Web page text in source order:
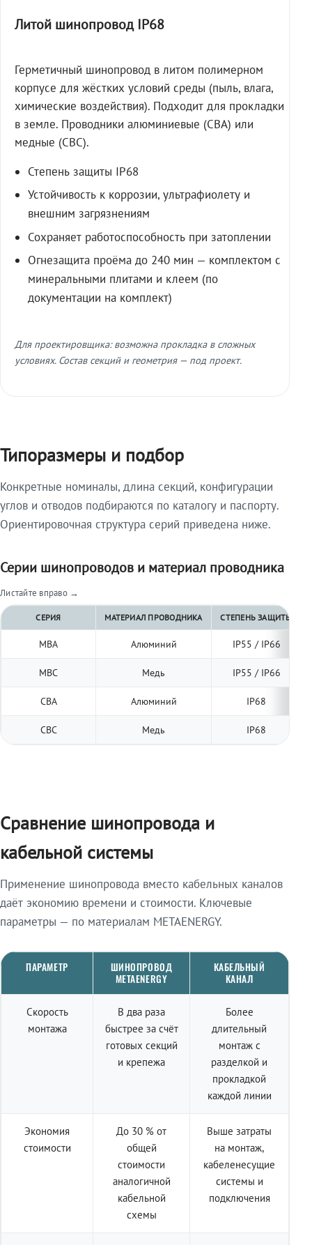
Литой шинопровод IP68
Герметичный шинопровод в литом полимерном
корпусе для жёстких условий среды (пыль, влага,
химические воздействия). Подходит для прокладки
в земле. Проводники алюминиевые (СВА) или
медные (СВС).
Степень защиты IP68
Устойчивость к коррозии, ультрафиолету и
внешним загрязнениям
Сохраняет работоспособность при затоплении
Огнезащита проёма до 240 мин — комплектом с
минеральными плитами и клеем (по
документации на комплект)
Для проектировщика: возможна прокладка в сложных
условиях. Состав секций и геометрия — под проект.
Типоразмеры и подбор
Конкретные номиналы, длина секций, конфигурации
углов и отводов подбираются по каталогу и паспорту.
Ориентировочная структура серий приведена ниже.
Серии шинопроводов и материал проводника
Листайте вправо →
СЕРИЯ МАТЕРИАЛ ПРОВОДНИКА СТЕПЕНЬ ЗАЩИТЫ
МВА Алюминий IP55 / IP66
МВС Медь IP55 / IP66
СВА Алюминий IP68
СВС Медь IP68
Сравнение шинопровода и
кабельной системы
Применение шинопровода вместо кабельных каналов
даёт экономию времени и стоимости. Ключевые
параметры — по материалам METAENERGY.
ПАРАМЕТР
ШИНОПРОВОД
METAENERGY
КАБЕЛЬНЫЙ
КАНАЛ
Скорость
монтажа
В два раза
быстрее за счёт
готовых секций
и крепежа
Более
длительный
монтаж с
разделкой и
прокладкой
каждой линии
Экономия
стоимости
До 30 % от
общей
стоимости
аналогичной
кабельной
схемы
Выше затраты
на монтаж,
кабеленесущие
системы и
подключения